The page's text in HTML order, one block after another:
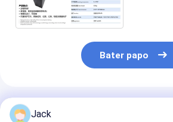
Bateria de lítio preliminar
bateria de carro híbrido
Bater papo
Produtos Recomendados
Jack